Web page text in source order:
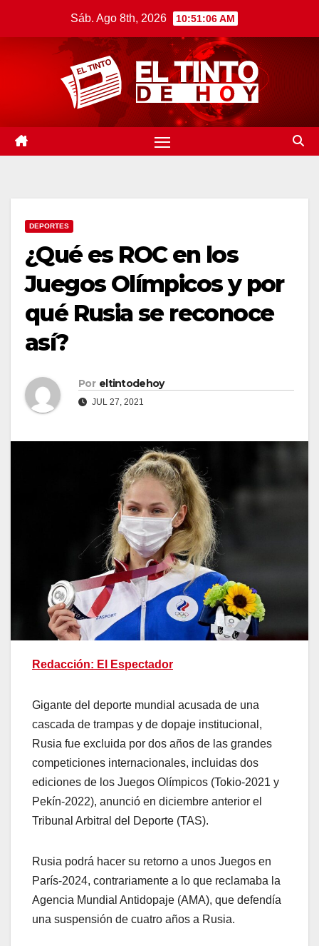
Sáb. Ago 8th, 2026 10:51:06 AM
DEPORTES
¿Qué es ROC en los
Juegos Olímpicos y por
qué Rusia se reconoce
así?
Por eltintodehoy
JUL 27, 2021
Redacción: El Espectador
Gigante del deporte mundial acusada de una
cascada de trampas y de dopaje institucional,
Rusia fue excluida por dos años de las grandes
competiciones internacionales, incluidas dos
ediciones de los Juegos Olímpicos (Tokio-2021 y
Pekín-2022), anunció en diciembre anterior el
Tribunal Arbitral del Deporte (TAS).
Rusia podrá hacer su retorno a unos Juegos en
París-2024, contrariamente a lo que reclamaba la
Agencia Mundial Antidopaje (AMA), que defendía
una suspensión de cuatro años a Rusia.